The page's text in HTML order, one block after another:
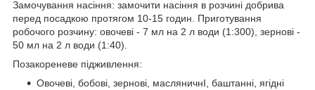
Замочування насіння: замочити насіння в розчині добрива
перед посадкою протягом 10-15 годин. Приготування
робочого розчину: овочеві - 7 мл на 2 л води (1:300), зернові -
50 мл на 2 л води (1:40).
Позакореневе підживлення:
Овочеві, бобові, зернові, масляничнІ, баштанні, ягідні